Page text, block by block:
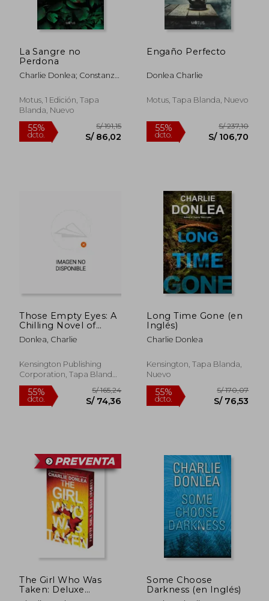
55%
dcto.
La Sangre no
Perdona
Charlie Donlea; Constanza
Motus, 1 Edición, Tapa
Blanda, Nuevo
dcto.
Engaño Perfecto
Donlea Charlie
Motus, Tapa Blanda, Nuevo
55%
dcto.
Those Empty Eyes: A
Chilling Novel of
Suspense with a
Shocking Twist (en
Donlea, Charlie
Kensington Publishing
Corporation, Tapa Blanda,
Nuevo
Long Time Gone (en
Inglés)
Charlie Donlea
Kensington, Tapa Blanda,
Nuevo
The Girl Who Was
Taken: Deluxe
Some Choose
Darkness (en Inglés)